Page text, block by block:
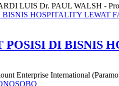
LUIS Dr. PAUL WALSH -
POSISI DI BISNIS
Enterprise International